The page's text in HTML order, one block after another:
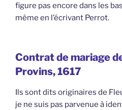
figure pas encore dans les
même en l’écrivant Perrot.
Contrat de mariage
Provins, 1617
Ils sont dits originaires de
je ne suis pas parvenue à